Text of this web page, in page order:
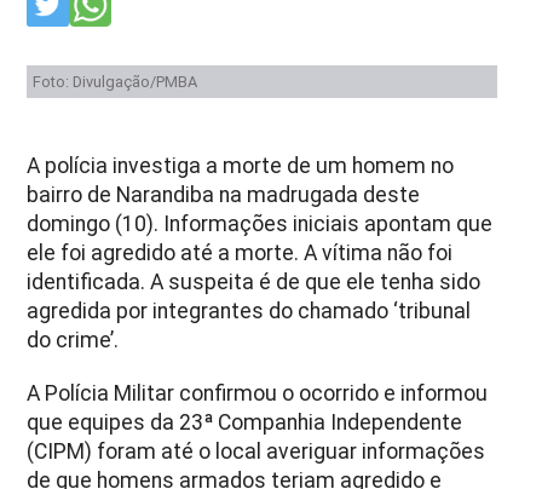
Foto: Divulgação/PMBA
A polícia investiga a morte de um homem no
bairro de Narandiba na madrugada deste
domingo (10). Informações iniciais apontam que
ele foi agredido até a morte. A vítima não foi
identificada. A suspeita é de que ele tenha sido
agredida por integrantes do chamado ‘tribunal
do crime’.
A Polícia Militar confirmou o ocorrido e informou
que equipes da 23ª Companhia Independente
(CIPM) foram até o local averiguar informações
de que homens armados teriam agredido e